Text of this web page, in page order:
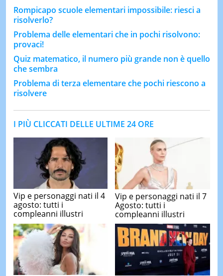
Rompicapo scuole elementari impossibile: riesci a
risolverlo?
Problema delle elementari che in pochi risolvono:
provaci!
Quiz matematico, il numero più grande non è quello
che sembra
Problema di terza elementare che pochi riescono a
risolvere
I PIÙ CLICCATI DELLE ULTIME 24 ORE
Vip e personaggi nati il 4
agosto: tutti i
compleanni illustri
Vip e personaggi nati il 7
Agosto: tutti i
compleanni illustri